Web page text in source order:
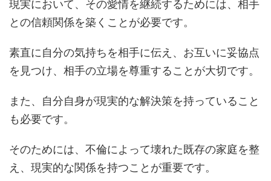
現実において、その愛情を継続するためには、相手
との信頼関係を築くことが必要です。
素直に自分の気持ちを相手に伝え、お互いに妥協点
を見つけ、相手の立場を尊重することが大切です。
また、自分自身が現実的な解決策を持っていること
も必要です。
そのためには、不倫によって壊れた既存の家庭を整
え、現実的な関係を持つことが重要です。